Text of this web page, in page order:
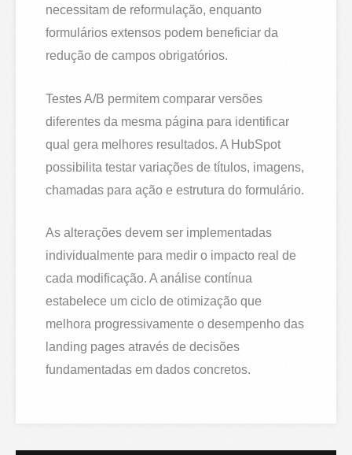
necessitam de reformulação, enquanto
formulários extensos podem beneficiar da
redução de campos obrigatórios.
Testes A/B permitem comparar versões
diferentes da mesma página para identificar
qual gera melhores resultados. A HubSpot
possibilita testar variações de títulos, imagens,
chamadas para ação e estrutura do formulário.
As alterações devem ser implementadas
individualmente para medir o impacto real de
cada modificação. A análise contínua
estabelece um ciclo de otimização que
melhora progressivamente o desempenho das
landing pages através de decisões
fundamentadas em dados concretos.